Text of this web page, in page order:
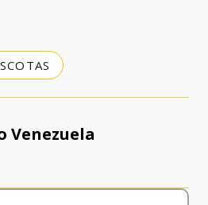
Venezuela